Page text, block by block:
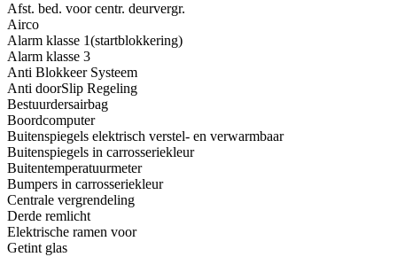
Afst. bed. voor centr. deurvergr.
Airco
Alarm klasse 1(startblokkering)
Alarm klasse 3
Anti Blokkeer Systeem
Anti doorSlip Regeling
Bestuurdersairbag
Boordcomputer
Buitenspiegels elektrisch verstel- en verwarmbaar
Buitenspiegels in carrosseriekleur
Buitentemperatuurmeter
Bumpers in carrosseriekleur
Centrale vergrendeling
Derde remlicht
Elektrische ramen voor
Getint glas